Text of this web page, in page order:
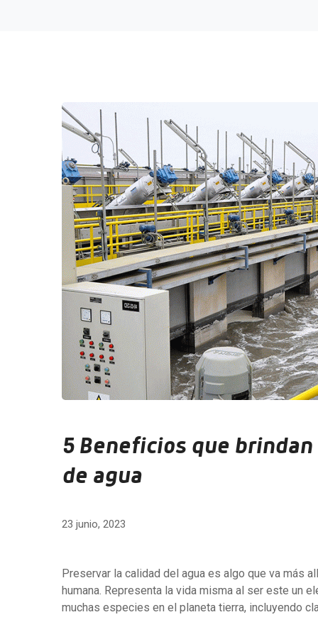
5 Beneficios que
de agua
23 junio, 2023
Preservar la calidad del agua es algo que va más
humana. Representa la vida misma al ser este un
muchas especies en el planeta tierra, incluyendo